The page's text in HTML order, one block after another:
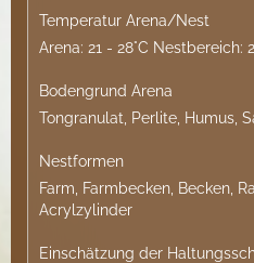
Temperatur Arena/Nest
Arena: 21 - 28°C Nestbereich:
Bodengrund Arena
Tongranulat, Perlite, Humus,
Nestformen
Farm, Farmbecken, Becken,
Acrylzylinder
Einschätzung der